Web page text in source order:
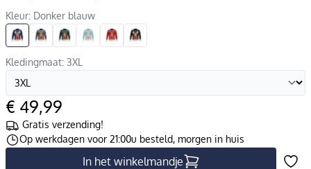
Kleur: Donker blauw
Kledingmaat: 3XL
€ 49,99
Gratis verzending!
Op werkdagen voor 21:00u besteld, morgen in huis
In het winkelmandje